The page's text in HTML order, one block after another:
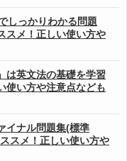
しっかりわかる問題
スメ！正しい使い方や
は英文法の基礎を学習
使い方や注意点なども
イナル問題集(標準
スメ！正しい使い方や